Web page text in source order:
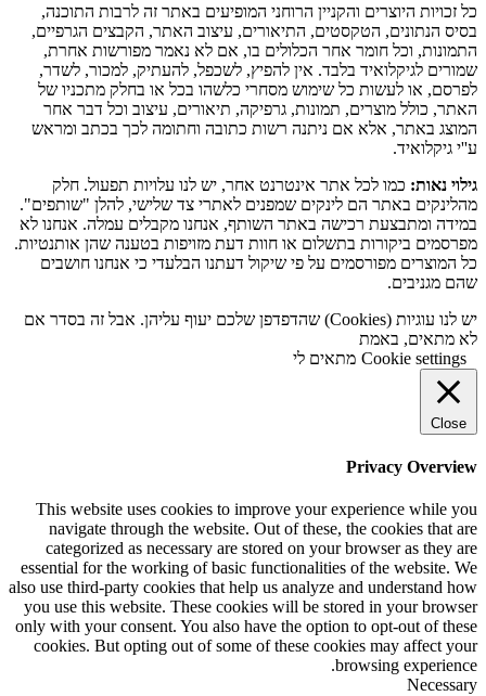
כל זכויות היוצרים והקניין הרוחני המופיעים באתר זה לרבות התוכנה,
בסיס הנתונים, הטקסטים, התיאורים, עיצוב האתר, הקבצים הגרפיים,
התמונות, וכל חומר אחר הכלולים בו, אם לא נאמר מפורשות אחרת,
שמורים לגיקלואיד בלבד. אין להפיץ, לשכפל, להעתיק, למכור, לשדר,
לפרסם, או לעשות כל שימוש מסחרי כלשהו בכל או בחלק מתכניו של
האתר, כולל מוצרים, תמונות, גרפיקה, תיאורים, עיצוב וכל דבר אחר
המוצג באתר, אלא אם ניתנה רשות כתובה וחתומה לכך בכתב ומראש
ע''י גיקלואיד.
גילוי נאות: כמו לכל אתר אינטרנט אחר, יש לנו עלויות תפעול. חלק
מהלינקים באתר הם לינקים שמפנים לאתרי צד שלישי, להלן "שותפים".
במידה ומתבצעת רכישה באתר השותף, אנחנו מקבלים עמלה. אנחנו לא
מפרסמים ביקורות בתשלום או חוות דעת מזויפות בטענה שהן אותנטיות.
כל המוצרים מפורסמים על פי שיקול דעתנו הבלעדי כי אנחנו חושבים
שהם מגניבים.
יש לנו עוגיות (Cookies) שהדפדפן שלכם יעוף עליהן. אבל זה בסדר אם
לא מתאים, באמת
Cookie settings מתאים לי
Close
Privacy Overview
This website uses cookies to improve your experience while you
navigate through the website. Out of these, the cookies that are
categorized as necessary are stored on your browser as they are
essential for the working of basic functionalities of the website. We
also use third-party cookies that help us analyze and understand how
you use this website. These cookies will be stored in your browser
only with your consent. You also have the option to opt-out of these
cookies. But opting out of some of these cookies may affect your
browsing experience.
Necessary